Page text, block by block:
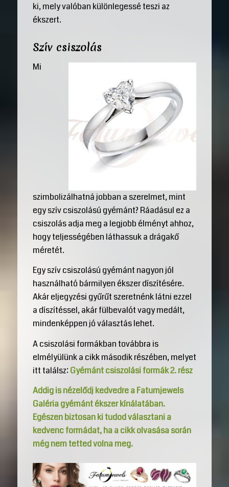
ki, mely valóban különlegessé teszi az
ékszert.
Szív csiszolás
Mi
szimbolizálhatná jobban a szerelmet, mint
egy szív csiszolású gyémánt? Ráadásul ez a
csiszolás adja meg a legjobb élményt ahhoz,
hogy teljességében láthassuk a drágakő
méretét.
Egy szív csiszolású gyémánt nagyon jól
használható bármilyen ékszer díszítésére.
Akár eljegyzési gyűrűt szeretnénk látni ezzel
a díszítéssel, akár fülbevalót vagy medált,
mindenképpen jó választás lehet.
A csiszolási formákban továbbra is
elmélyülünk a cikk második részében, melyet
itt találsz: Gyémánt csiszolási formák 2. rész
Addig is nézelődj kedvedre a Fatumjewels
Galéria gyémánt ékszer kínálatában.
Egészen biztosan ki tudod választani a
kedvenc formádat, ha a cikk olvasása során
még nem tetted volna meg.